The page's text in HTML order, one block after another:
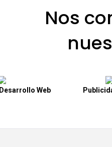
Nos
Desarrollo Web